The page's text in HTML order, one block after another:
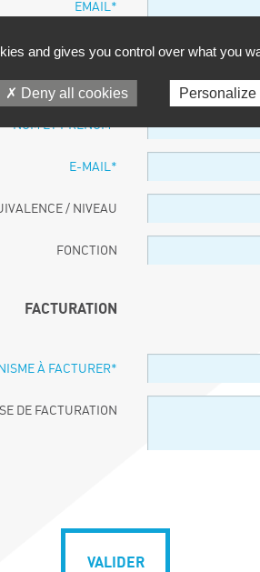
EMAIL*
NOM ET PRÉNOM*
E-MAIL*
/ NIVEAU
FONCTION
FACTURATION
À FACTURER*
DE FACTURATION
VALIDER
and gives you control over what you
Deny all cookies Personalize